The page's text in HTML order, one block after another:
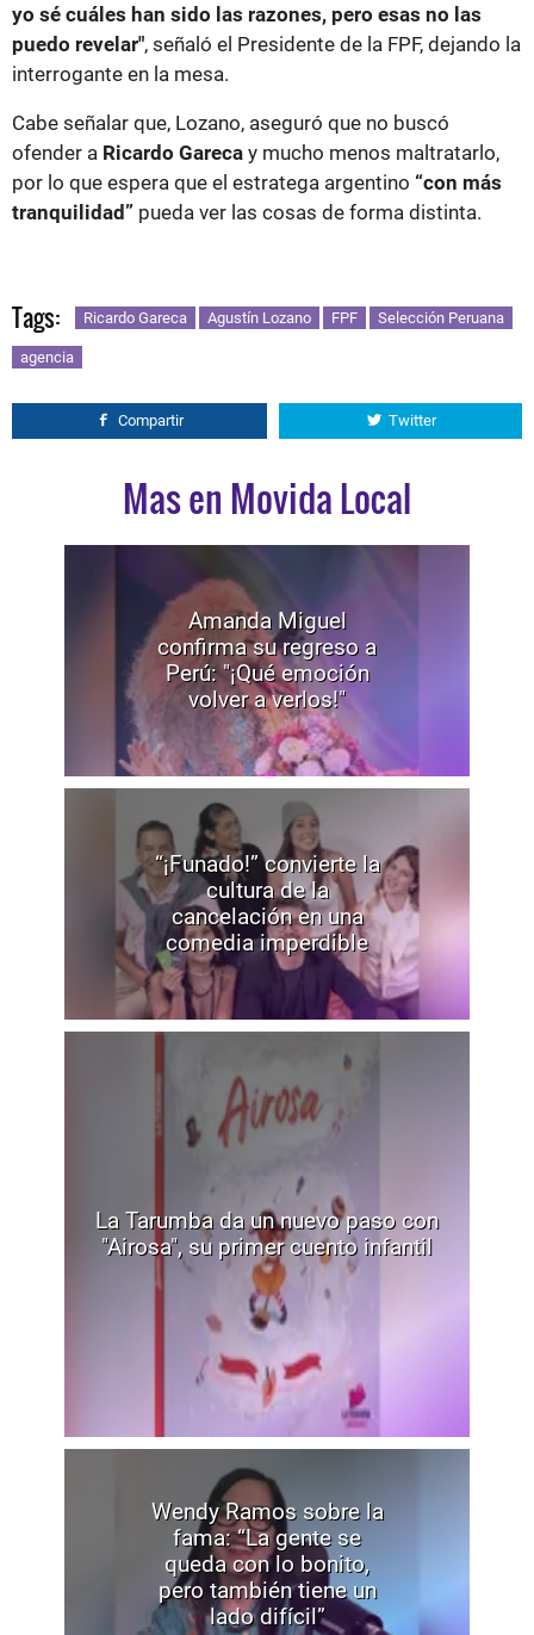
yo sé cuáles han sido las razones, pero esas no las
puedo revelar", señaló el Presidente de la FPF, dejando la
interrogante en la mesa.
Cabe señalar que, Lozano, aseguró que no buscó
ofender a Ricardo Gareca y mucho menos maltratarlo,
por lo que espera que el estratega argentino “con más
tranquilidad” pueda ver las cosas de forma distinta.
Tags: Ricardo Gareca Agustín Lozano FPF Selección Peruana
agencia
Compartir Twitter
Mas en Movida Local
Amanda Miguel
confirma su regreso a
Perú: "¡Qué emoción
volver a verlos!"
“¡Funado!” convierte la
cultura de la
cancelación en una
comedia imperdible
La Tarumba da un nuevo paso con
"Airosa", su primer cuento infantil
Wendy Ramos sobre la
fama: “La gente se
queda con lo bonito,
pero también tiene un
lado difícil”